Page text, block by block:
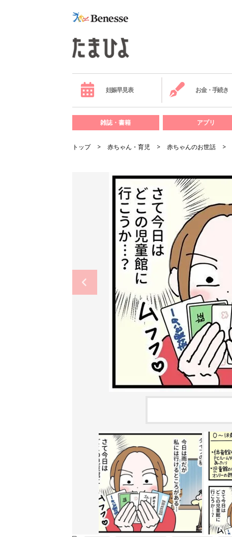
妊娠早見表 お金・手続き
雑誌・書籍 アプリ
トップ 赤ちゃん・育児 赤ちゃんのお世話